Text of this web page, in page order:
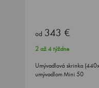
od 343 €
2 až 4 týždne
Umývadlová skrinka
umývadlom Mini 50